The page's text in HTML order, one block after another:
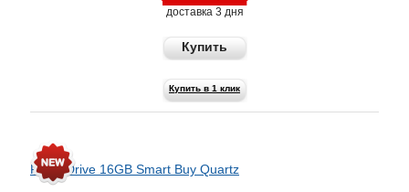
доставка 3 дня
Купить
Купить в 1 клик
Flash Drive 16GB Smart Buy Quartz